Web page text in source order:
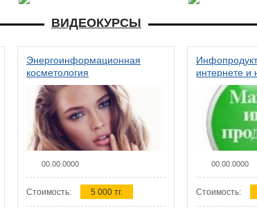
ВИДЕОКУРСЫ
Энергоинформационная
косметология
00.00.0000
Стоимость: 5 000 тг.
интернете и
00.00.0000
Стоимость: